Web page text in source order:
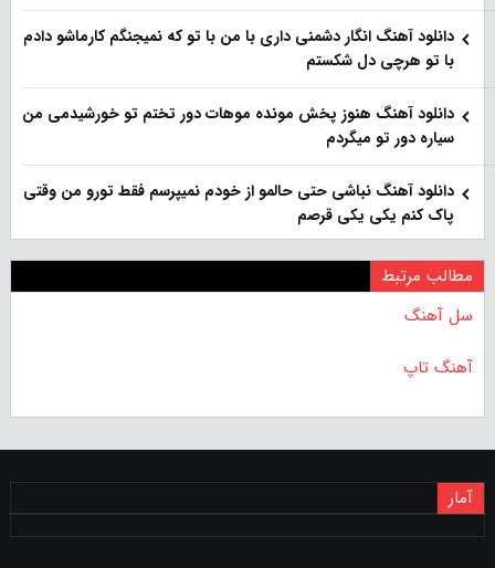
دانلود آهنگ انگار دشمنی داری با من با تو که نمیجنگم کارماشو دادم
با تو هرچی دل شکستم
دانلود آهنگ هنوز پخش مونده موهات دور تختم تو خورشیدمی من
سیاره دور تو میگردم
دانلود آهنگ نباشی حتی حالمو از خودم نمیپرسم فقط تورو من وقتی
پاک کنم یکی یکی قرصم
مطالب مرتبط
سل آهنگ
آهنگ تاپ
آمار